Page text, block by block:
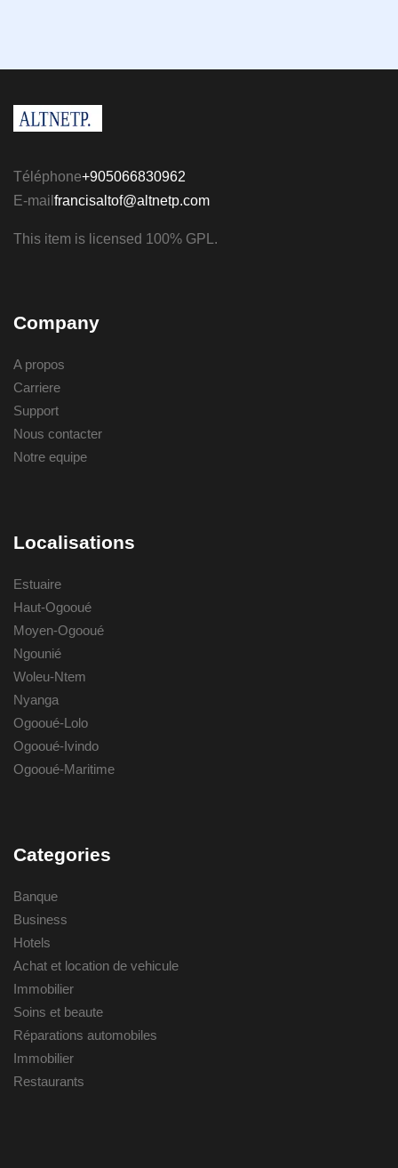
Téléphone+905066830962
E-mail francisaltof@altnetp.com
This item is licensed 100% GPL.
Company
A propos
Carriere
Support
Nous contacter
Notre equipe
Localisations
Estuaire
Haut-Ogooué
Moyen-Ogooué
Ngounié
Woleu-Ntem
Nyanga
Ogooué-Lolo
Ogooué-Ivindo
Ogooué-Maritime
Categories
Banque
Business
Hotels
Achat et location de vehicule
Immobilier
Soins et beaute
Réparations automobiles
Immobilier
Restaurants